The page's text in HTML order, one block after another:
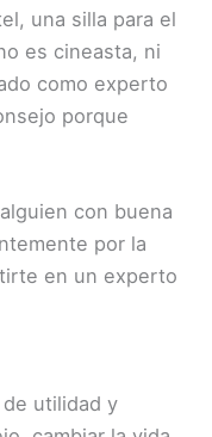
una silla para el
es cineasta, ni
como experto
porque
con buena
por la
en un experto
utilidad y